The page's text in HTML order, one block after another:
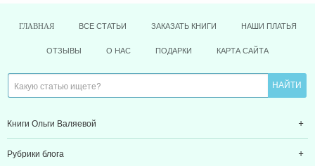
ГЛАВНАЯ ВСЕ СТАТЬИ ЗАКАЗАТЬ КНИГИ НАШИ ПЛАТЬЯ
ОТЗЫВЫ О НАС ПОДАРКИ КАРТА САЙТА
Книги Ольги Валяевой
Рубрики блога